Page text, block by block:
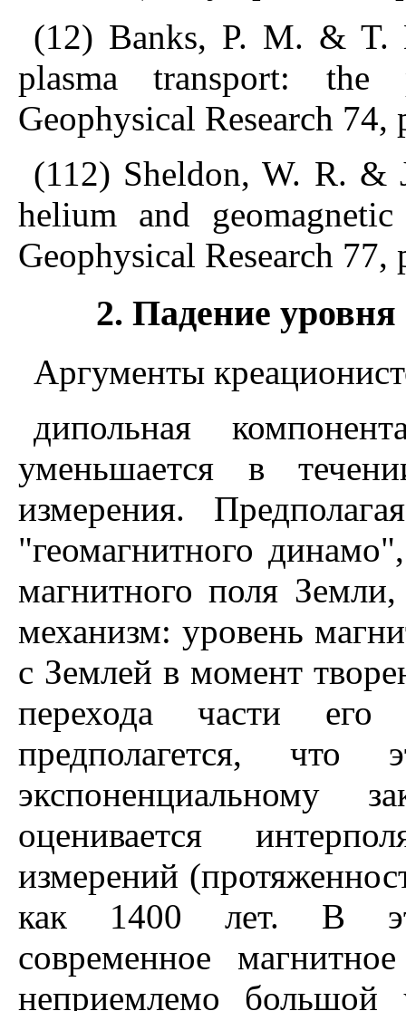
(12) Banks, P. M. & T.
plasma transport:
Geophysical Research 74,
(112) Sheldon, W. R. &
helium and
Geophysical Research 77,
2. Падение
Аргументы
дипольная
уменьшается в
измерения.
"геомагнитного
магнитного поля Земли,
механизм: уровень
с Землей в момент
перехода части
предполагется,
экспоненциальному
оценивается
измерений
как 1400 лет. В
современное
неприемлемо